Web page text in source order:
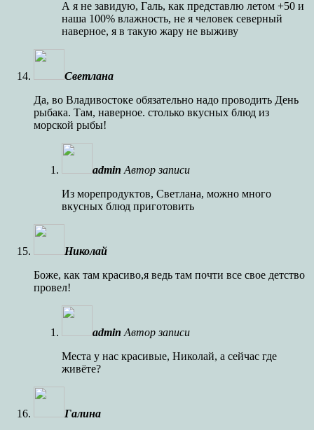
А я не завидую, Галь, как представлю летом +50 и
наша 100% влажность, не я человек северный
наверное, я в такую жару не выживу
Светлана
Да, во Владивостоке обязательно надо проводить День
рыбака. Там, наверное. столько вкусных блюд из
морской рыбы!
admin Автор записи
Из морепродуктов, Светлана, можно много
вкусных блюд приготовить
Николай
Боже, как там красиво,я ведь там почти все свое детство
провел!
admin Автор записи
Места у нас красивые, Николай, а сейчас где
живёте?
Галина